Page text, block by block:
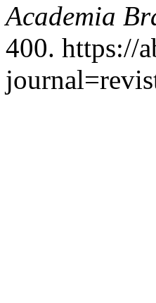
Academia
400. https://